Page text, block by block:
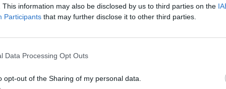
This information may also be disclosed by us to third parties on the
Participants that may further disclose it to other third parties.
Data Processing Opt Outs
opt-out of the Sharing of my personal data.